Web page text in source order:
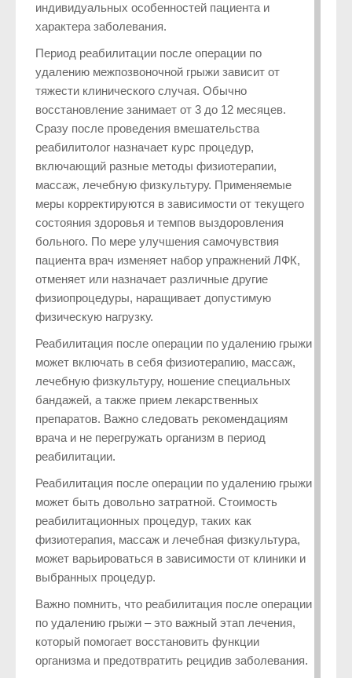
индивидуальных особенностей пациента и
характера заболевания.
Период реабилитации после операции по
удалению межпозвоночной грыжи зависит от
тяжести клинического случая. Обычно
восстановление занимает от 3 до 12 месяцев.
Сразу после проведения вмешательства
реабилитолог назначает курс процедур,
включающий разные методы физиотерапии,
массаж, лечебную физкультуру. Применяемые
меры корректируются в зависимости от текущего
состояния здоровья и темпов выздоровления
больного. По мере улучшения самочувствия
пациента врач изменяет набор упражнений ЛФК,
отменяет или назначает различные другие
физиопроцедуры, наращивает допустимую
физическую нагрузку.
Реабилитация после операции по удалению грыжи
может включать в себя физиотерапию, массаж,
лечебную физкультуру, ношение специальных
бандажей, а также прием лекарственных
препаратов. Важно следовать рекомендациям
врача и не перегружать организм в период
реабилитации.
Реабилитация после операции по удалению грыжи
может быть довольно затратной. Стоимость
реабилитационных процедур, таких как
физиотерапия, массаж и лечебная физкультура,
может варьироваться в зависимости от клиники и
выбранных процедур.
Важно помнить, что реабилитация после операции
по удалению грыжи – это важный этап лечения,
который помогает восстановить функции
организма и предотвратить рецидив заболевания.